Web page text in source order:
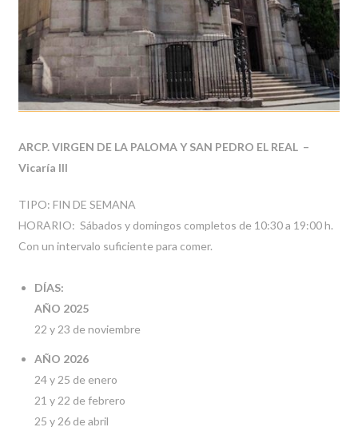
ARCP. VIRGEN DE LA PALOMA Y SAN PEDRO EL REAL –
Vicaría III
TIPO: FIN DE SEMANA
HORARIO: Sábados y domingos completos de 10:30 a 19:00 h.
Con un intervalo suficiente para comer.
DÍAS:
AÑO 2025
22 y 23 de noviembre
AÑO 2026
24 y 25 de enero
21 y 22 de febrero
25 y 26 de abril